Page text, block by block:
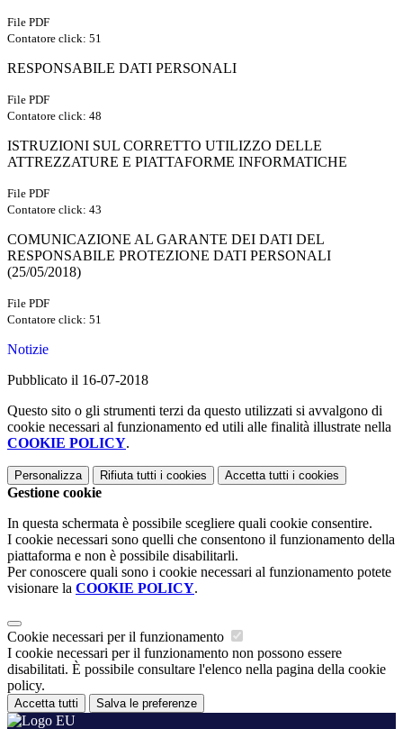
File PDF
Contatore click: 51
RESPONSABILE DATI PERSONALI
File PDF
Contatore click: 48
ISTRUZIONI SUL CORRETTO UTILIZZO DELLE
ATTREZZATURE E PIATTAFORME INFORMATICHE
File PDF
Contatore click: 43
COMUNICAZIONE AL GARANTE DEI DATI DEL
RESPONSABILE PROTEZIONE DATI PERSONALI
(25/05/2018)
File PDF
Contatore click: 51
Notizie
Pubblicato il 16-07-2018
Questo sito o gli strumenti terzi da questo utilizzati si avvalgono di
cookie necessari al funzionamento ed utili alle finalità illustrate nella
COOKIE POLICY.
Personalizza Rifiuta tutti i cookies Accetta tutti i cookies
Gestione cookie
In questa schermata è possibile scegliere quali cookie consentire.
I cookie necessari sono quelli che consentono il funzionamento della
piattaforma e non è possibile disabilitarli.
Per conoscere quali sono i cookie necessari al funzionamento potete
visionare la COOKIE POLICY.
Cookie necessari per il funzionamento
I cookie necessari per il funzionamento non possono essere
disabilitati. È possibile consultare l'elenco nella pagina della cookie
policy.
Accetta tutti Salva le preferenze